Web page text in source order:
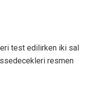
test edilirken iki sal
resmen